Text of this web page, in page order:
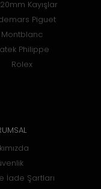
Kayışlar
Piguet
Montblanc
Philippe
Rolex
İade Şartları